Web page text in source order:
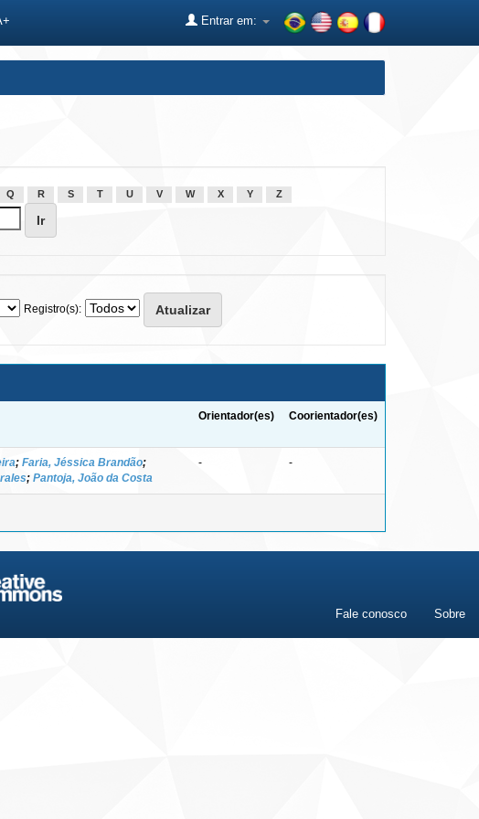
Entrar em:
Q R S T U V W X Y Z
Registro(s):
Orientador(es) Coorientador(es)
; Faria, Jéssica Brandão;
; Pantoja, João da Costa
- -
Fale conosco Sobre